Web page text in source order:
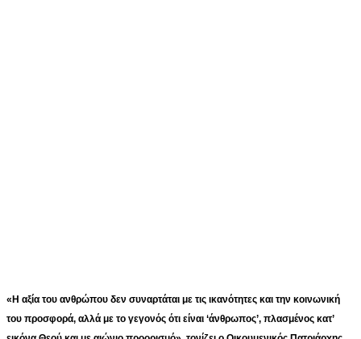
«Η αξία του ανθρώπου δεν συναρτάται με τις ικανότητες και την κοινωνική
του προσφορά, αλλά με το γεγονός ότι είναι ‘άνθρωπος’, πλασμένος κατ’